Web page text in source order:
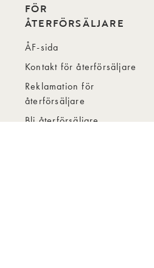
FÖR
ÅTERFÖRSÄLJARE
ÅF-sida
Kontakt för återförsäljare
Reklamation för
återförsäljare
Bli återförsäljare